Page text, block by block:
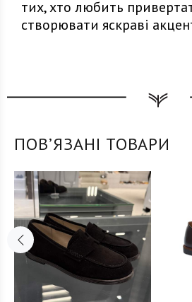
тих, хто любить
створювати яскраві
ПОВʼЯЗАНІ ТОВАРИ